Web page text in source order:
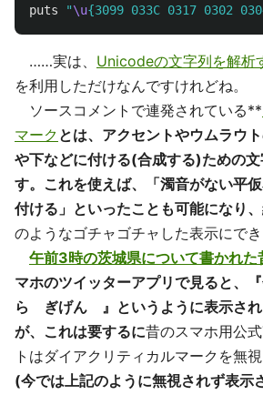
puts
"\u{3099 033C 0317 0302
……実は、 Unicodeの文字列を解析
を利用しただけなんですけれどね。
ソースコメントで連発されている**
マーク とは、アクセントやウムラウ
や下などに付ける(合成する)ための
す。これを使えば、「濁音がない平
付ける」といったことも可能になり
のようなゴチャゴチャした表示にで
午前3時の茨城県について書かれた
マホのツイッターアプリで見ると
ら゙ぎげん゙』というように表示され
が、これは要するに昔のスマホ用公
トはダイアクリティカルマークを無
(今では上記のように無視されず表示